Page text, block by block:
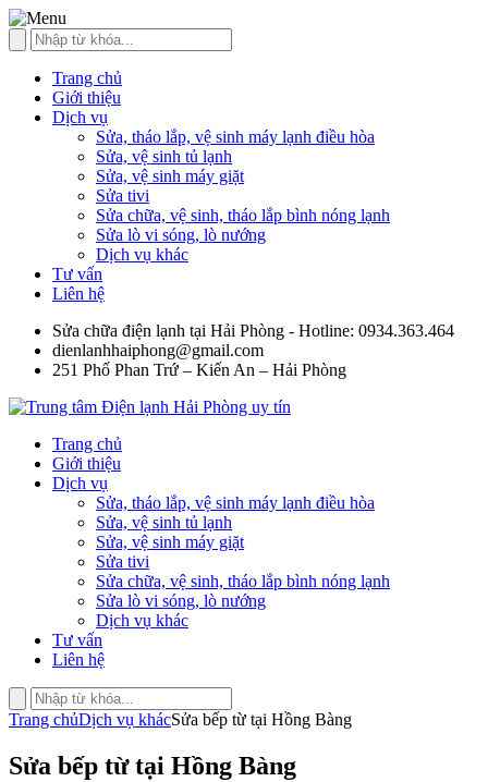
Trang chủ
Giới thiệu
Dịch vụ
Sửa, tháo lắp, vệ sinh máy lạnh điều hòa
Sửa, vệ sinh tủ lạnh
Sửa, vệ sinh máy giặt
Sửa tivi
Sửa chữa, vệ sinh, tháo lắp bình nóng lạnh
Sửa lò vi sóng, lò nướng
Dịch vụ khác
Tư vấn
Liên hệ
Sửa chữa điện lạnh tại Hải Phòng - Hotline: 0934.363.464
dienlanhhaiphong@gmail.com
251 Phố Phan Trứ – Kiến An – Hải Phòng
Trang chủ
Giới thiệu
Dịch vụ
Sửa, tháo lắp, vệ sinh máy lạnh điều hòa
Sửa, vệ sinh tủ lạnh
Sửa, vệ sinh máy giặt
Sửa tivi
Sửa chữa, vệ sinh, tháo lắp bình nóng lạnh
Sửa lò vi sóng, lò nướng
Dịch vụ khác
Tư vấn
Liên hệ
Trang chủDịch vụ khácSửa bếp từ tại Hồng Bàng
Sửa bếp từ tại Hồng Bàng